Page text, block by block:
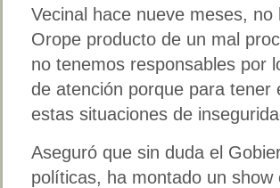
Vecinal hace nueve meses,
Orope producto de un mal
no tenemos responsables por
de atención porque para
estas situaciones de
Aseguró que sin duda el
políticas, ha montado un